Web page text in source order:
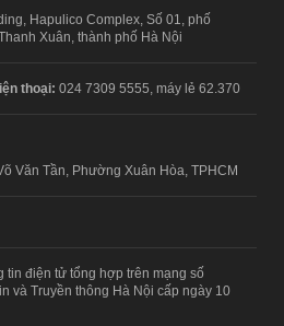
Hapulico Complex, Số 01, phố
Xuân, thành phố Hà Nội
thoại: 024 7309 5555, máy lẻ 62.370
Văn Tần, Phường Xuân Hòa, TPHCM
tin điện tử tổng hợp trên mạng số
và Truyền thông Hà Nội cấp ngày 10